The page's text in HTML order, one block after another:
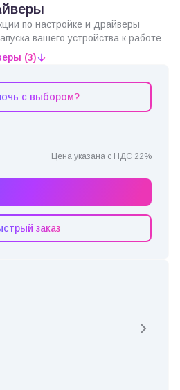
по настройке и драйверы
вашего устройства к работе
(3)
с выбором?
Цена указана с НДС 22%
заказ